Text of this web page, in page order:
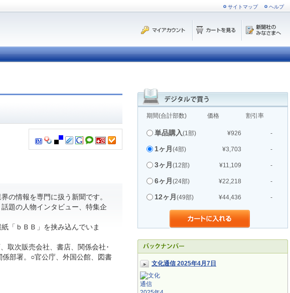
サイトマップ ヘルプ
期間(合計部数) 価格 割引率
単品購入(1部) ¥926 -
1ヶ月 (4部) ¥3,703 -
3ヶ月 (12部) ¥11,109 -
6ヶ月 (24部) ¥22,218 -
12ヶ月 (49部) ¥44,436 -
文化通信 2025年4月7日
の情報を専門に扱う新聞です。
題の人物インタビュー、特集企
「ｂＢＢ」を挟み込んでいま
取次販売会社、書店、関係会社･
部署。○官公庁、外国公館、図書